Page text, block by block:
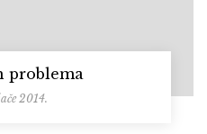
problema
2014.